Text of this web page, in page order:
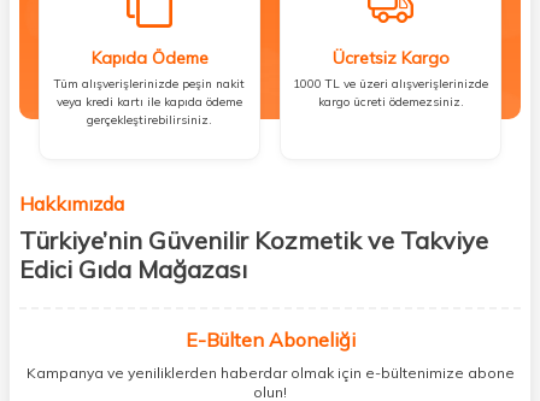
Kapıda Ödeme
Tüm alışverişlerinizde peşin nakit
veya kredi kartı ile kapıda ödeme
gerçekleştirebilirsiniz.
Ücretsiz Kargo
1000 TL ve üzeri alışverişlerinizde
kargo ücreti ödemezsiniz.
Hakkımızda
Türkiye’nin Güvenilir Kozmetik ve Takviye
Edici Gıda Mağazası
kişisel bakım hem de takviye edici gıda ürünlerini sizlerle
buluşturuyoruz. Artık mağaza mağaza dolaşmanıza gerek yok;
ihtiyacınız olan her şeyi tek bir çatı altında topluyor ve kapınıza kadar
E-Bülten Aboneliği
Kampanya ve yeniliklerden haberdar olmak için e-bültenimize abone
olun!